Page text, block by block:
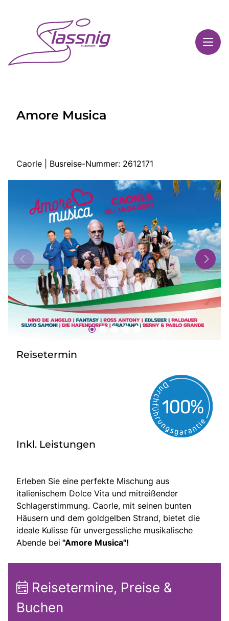
Highlights
Start
Busreisen
Bus mieten
Gutscheine
Kontakt
Amore Musica
Caorle | Busreise-Nummer: 2612171
Reisetermin
Inkl. Leistungen
Erleben Sie eine perfekte Mischung aus
italienischem Dolce Vita und mitreißender
Schlagerstimmung. Caorle, mit seinen bunten
Häusern und dem goldgelben Strand, bietet die
ideale Kulisse für unvergessliche musikalische
Abende bei "Amore Musica"!
Reisetermine, Preise &
Buchen